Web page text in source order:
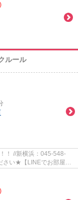
ルール
！ //新横浜：045-548-
さい★【LINEでお部屋探